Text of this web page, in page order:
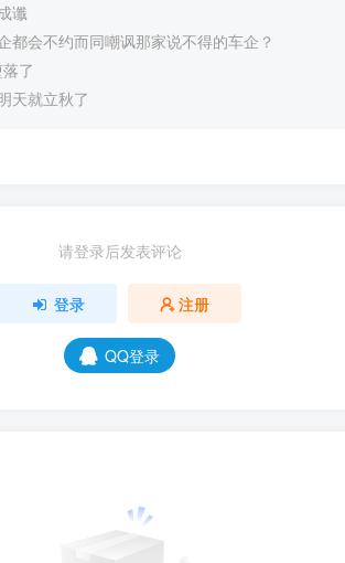
谶
都会不约而同嘲讽那家说不得的车企？
了
天就立秋了
请登录后发表评论
登录 注册
QQ登录